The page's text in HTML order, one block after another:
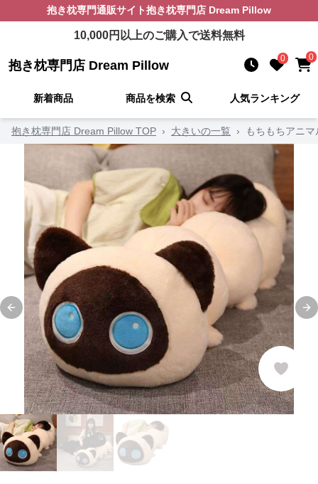
抱き枕専門通販サイト抱き枕専門店 Dream Pillow
10,000円以上のご購入で送料無料
抱き枕専門店 Dream Pillow 0 0
新着商品 商品を検索 人気ランキング
抱き枕専門店 Dream Pillow TOP › 大きいの一覧 › もちもちアニ
Previous slide